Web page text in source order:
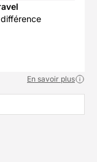
En savoir plus